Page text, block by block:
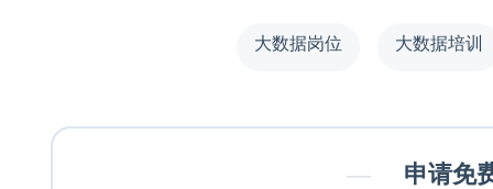
大数据岗位 大数据培训
— 申请免